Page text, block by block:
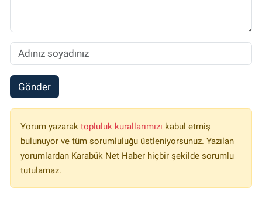
Gönder
Yorum yazarak topluluk kurallarımızı kabul etmiş
bulunuyor ve tüm sorumluluğu üstleniyorsunuz. Yazılan
yorumlardan Karabük Net Haber hiçbir şekilde sorumlu
tutulamaz.